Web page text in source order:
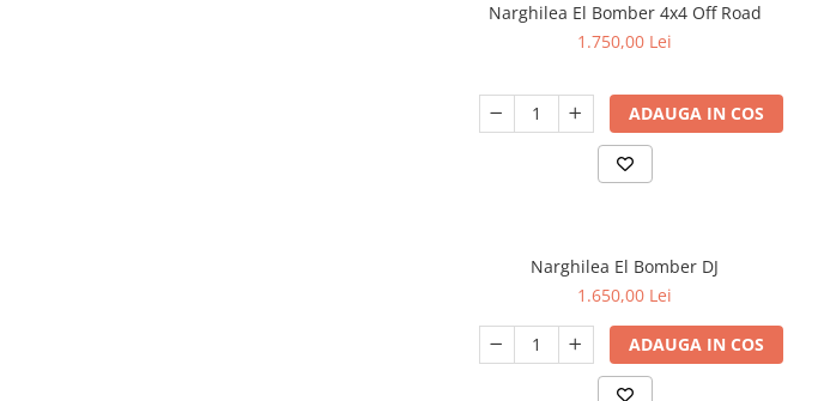
Narghilea El Bomber 4x4 Off Road
1.750,00 Lei
ADAUGA IN COS
Narghilea El Bomber DJ
1.650,00 Lei
ADAUGA IN COS